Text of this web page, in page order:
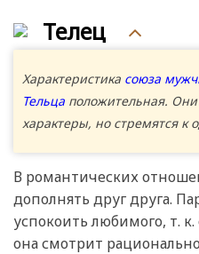
Телец
Характеристика союза
Тельца положительная.
характеры, но стремятся к
В романтических
дополнять друг друга.
успокоить любимого, т. к.
она смотрит